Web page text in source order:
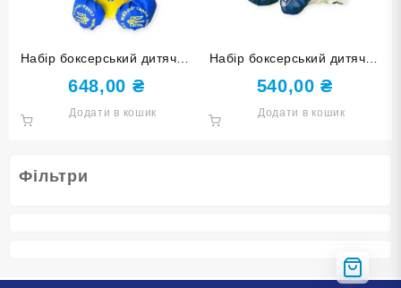
Фільтри
Набір боксерський дитячий
Champion Ukraine середній
648,00 ₴
Додати в кошик
Набір боксерський дитячий
Full Contact синій малий
540,00₴
Додати в кошик